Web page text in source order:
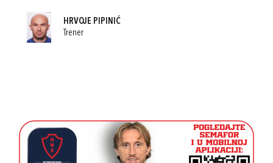
HRVOJE PIPINIĆ
Trener